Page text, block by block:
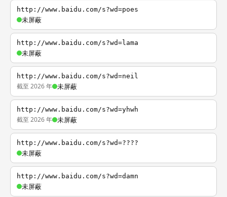
http://www.baidu.com/s?wd=poes
未屏蔽
http://www.baidu.com/s?wd=lama
未屏蔽
http://www.baidu.com/s?wd=neil
截至 2026 年 未屏蔽
http://www.baidu.com/s?wd=yhwh
截至 2026 年 未屏蔽
http://www.baidu.com/s?wd=????
未屏蔽
http://www.baidu.com/s?wd=damn
未屏蔽